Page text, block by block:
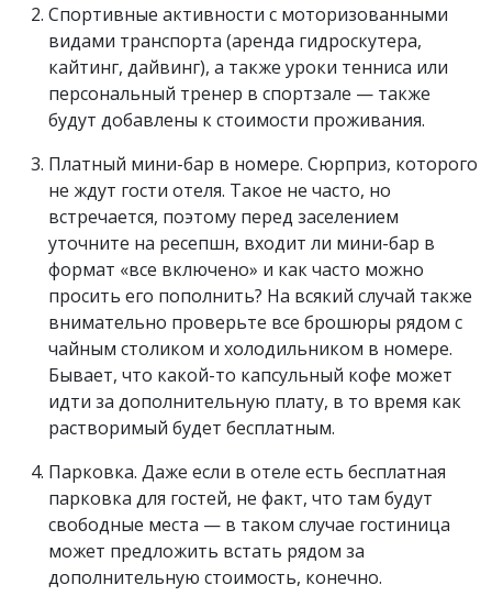
Спортивные активности с моторизованными
видами транспорта (аренда гидроскутера,
кайтинг, дайвинг), а также уроки тенниса или
персональный тренер в спортзале — также
будут добавлены к стоимости проживания.
Платный мини-бар в номере. Сюрприз, которого
не ждут гости отеля. Такое не часто, но
встречается, поэтому перед заселением
уточните на ресепшн, входит ли мини-бар в
формат «все включено» и как часто можно
просить его пополнить? На всякий случай также
внимательно проверьте все брошюры рядом с
чайным столиком и холодильником в номере.
Бывает, что какой-то капсульный кофе может
идти за дополнительную плату, в то время как
растворимый будет бесплатным.
Парковка. Даже если в отеле есть бесплатная
парковка для гостей, не факт, что там будут
свободные места — в таком случае гостиница
может предложить встать рядом за
дополнительную стоимость, конечно.